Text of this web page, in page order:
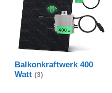
Balkonkraftwerk 400
Watt (3)